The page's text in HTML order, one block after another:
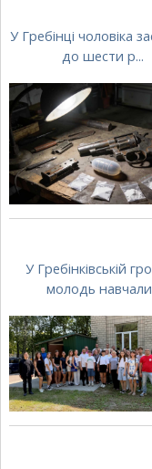
У Гребінці чоловіка
до шести р...
У Гребінківській
молодь